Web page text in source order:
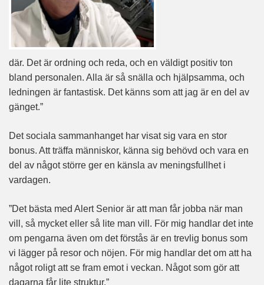
där. Det är ordning och reda, och en väldigt positiv ton
bland personalen. Alla är så snälla och hjälpsamma, och
ledningen är fantastisk. Det känns som att jag är en del av
gänget.”
Det sociala sammanhanget har visat sig vara en stor
bonus. Att träffa människor, känna sig behövd och vara en
del av något större ger en känsla av meningsfullhet i
vardagen.
”Det bästa med Alert Senior är att man får jobba när man
vill, så mycket eller så lite man vill. För mig handlar det inte
om pengarna även om det förstås är en trevlig bonus som
vi lägger på resor och nöjen. För mig handlar det om att ha
något roligt att se fram emot i veckan. Något som gör att
dagarna får lite struktur.”